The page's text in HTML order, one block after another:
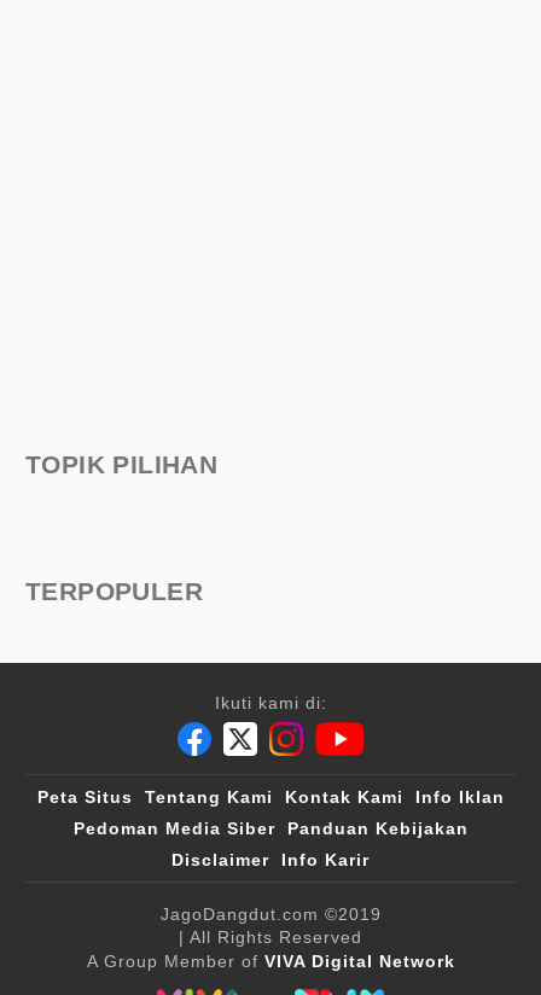
TOPIK PILIHAN
TERPOPULER
Ikuti kami di:
Peta Situs Tentang Kami Kontak Kami
Info Iklan
Pedoman Media Siber
Panduan Kebijakan
Disclaimer
Info Karir
JagoDangdut.com ©2019
| All Rights Reserved
A Group Member of VIVA Digital Network